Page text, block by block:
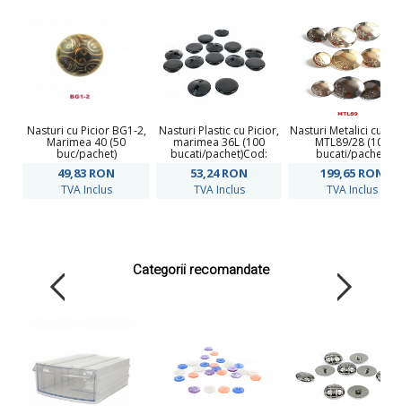
Nasturi cu Picior BG1-2,
Marimea 40 (50
buc/pachet)
49,83 RON
TVA Inclus
Nasturi Plastic cu Picior,
marimea 36L (100
bucati/pachet)Cod:
53,24RON
TVA Inclus
Nasturi Metalici cu
MTL89/28 (100
bucati/pachet)
199,65 RON
TVA Inclus
Categorii recomandate